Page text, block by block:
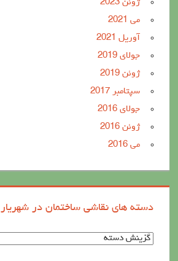
ژوئن 2023
می 2021
آوریل 2021
جولای 2019
ژوئن 2019
سپتامبر 2017
جولای 2016
ژوئن 2016
می 2016
دسته های نقاشی ساختمان در شهریار
د